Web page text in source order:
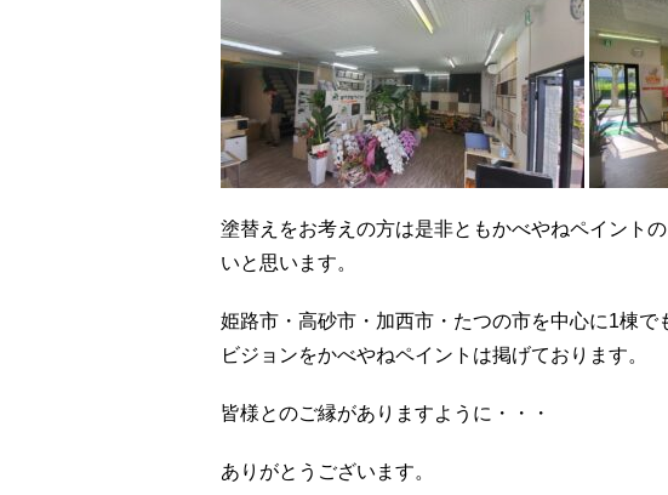
塗替えをお考えの方は是非ともかべやねペイント
いと思います。
姫路市・高砂市・加西市・たつの市を中心に1棟
ビジョンをかべやねペイントは掲げております。
皆様とのご縁がありますように・・・
ありがとうございます。